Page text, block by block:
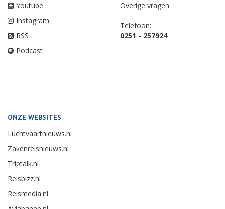
Youtube
Instagram
RSS
Podcast
Overige vragen
Telefoon:
0251 - 257924
ONZE WEBSITES
Luchtvaartnieuws.nl
Zakenreisnieuws.nl
Triptalk.nl
Reisbizz.nl
Reismedia.nl